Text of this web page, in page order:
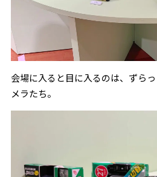
会場に入ると目に入るのは、ずら
メラたち。